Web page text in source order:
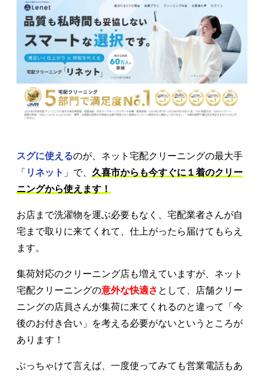
スグに使えるのが、ネット宅配クリーニングの最大手
「 リネット 」で、 久喜市からも今すぐに１着のクリー
ニングから使えます！
お店まで洗濯物を運ぶ必要もなく、宅配業者さんが自
宅まで取りに来てくれて、仕上がったら届けてもらえ
ます。
集荷対応のクリーニング店も増えていますが、ネット
宅配クリーニングの意外な快適さ として、店舗クリー
ニングの店員さんが集荷に来てくれるのと違って「今
後のお付き合い」を考える必要がないというところが
あります！
ぶっちゃけて言えば、一度使ってみても営業電話もあ